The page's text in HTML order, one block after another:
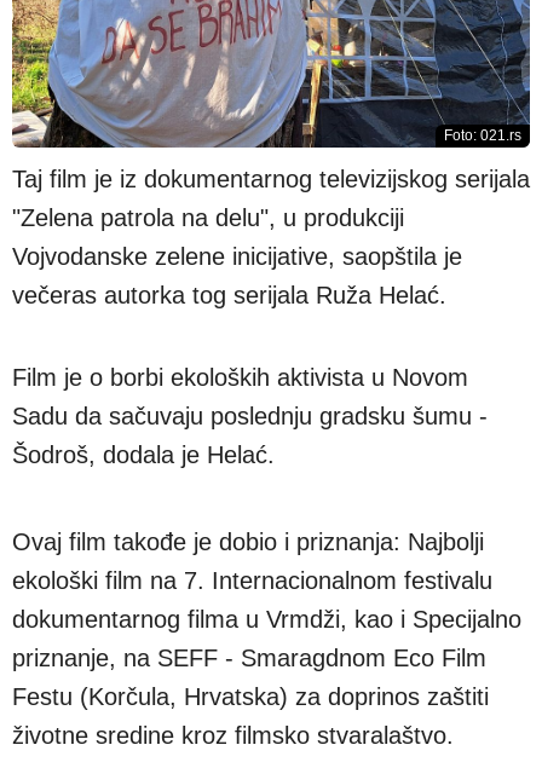
Foto: 021.rs
Taj film je iz dokumentarnog televizijskog serijala
"Zelena patrola na delu", u produkciji
Vojvodanske zelene inicijative, saopštila je
večeras autorka tog serijala Ruža Helać.
Film je o borbi ekoloških aktivista u Novom
Sadu da sačuvaju poslednju gradsku šumu -
Šodroš, dodala je Helać.
Ovaj film takođe je dobio i priznanja: Najbolji
ekološki film na 7. Internacionalnom festivalu
dokumentarnog filma u Vrmdži, kao i Specijalno
priznanje, na SEFF - Smaragdnom Eco Film
Festu (Korčula, Hrvatska) za doprinos zaštiti
životne sredine kroz filmsko stvaralaštvo.